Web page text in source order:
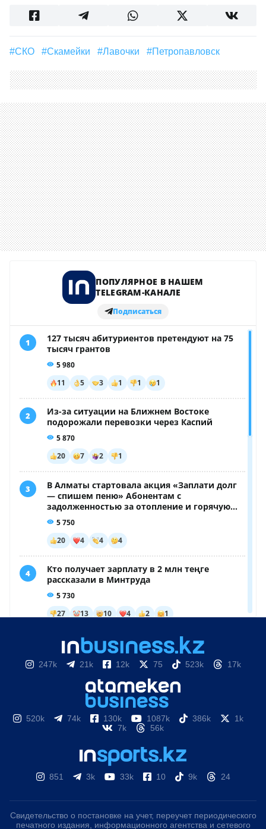
#СКО #скамейки #лавочки #Петропавловск
247k 21k 12k 75 523k 17k
520k 74k 130k 1087k 386k
1k
7k
56k
851 3k 33k 10 9k 24
Свидетельство о постановке на учет, переучет периодического
печатного издания, информационного агентства и сетевого